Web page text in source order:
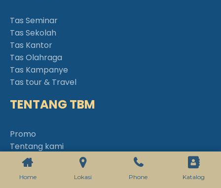
Tas Seminar
Tas Sekolah
Tas Kantor
Tas Olahraga
Tas Kampanye
Tas tour & Travel
TENTANG TBM
Promo
Tentang kami
Hubungi kami
Home Lokasi Phone Katalog